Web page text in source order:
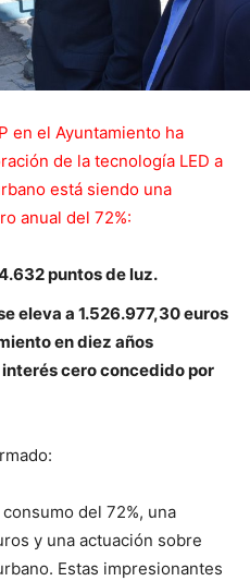
en el Ayuntamiento ha
de la tecnología LED a
está siendo una
anual del 72%:
puntos de luz.
eleva a 1.526.977,30 euros
en diez años
cero concedido por
del 72%, una
y una actuación sobre
Estas impresionantes